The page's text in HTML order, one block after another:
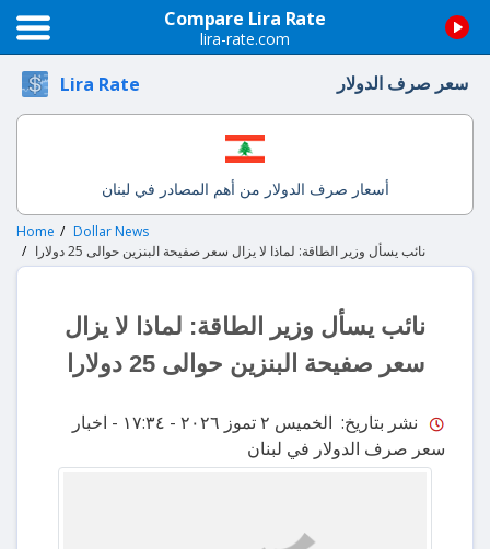
Compare Lira Rate
lira-rate.com
Lira Rate سعر صرف الدولار
أسعار صرف الدولار من أهم المصادر في لبنان
Home
Dollar News
نائب يسأل وزير الطاقة: لماذا لا يزال سعر صفيحة البنزين حوالى 25 دولارا
نائب يسأل وزير الطاقة: لماذا لا يزال
سعر صفيحة البنزين حوالى 25 دولارا
نشر بتاريخ: الخميس ٢ تموز ٢٠٢٦ - ١٧:٣٤
- اخبار
سعر صرف الدولار في لبنان